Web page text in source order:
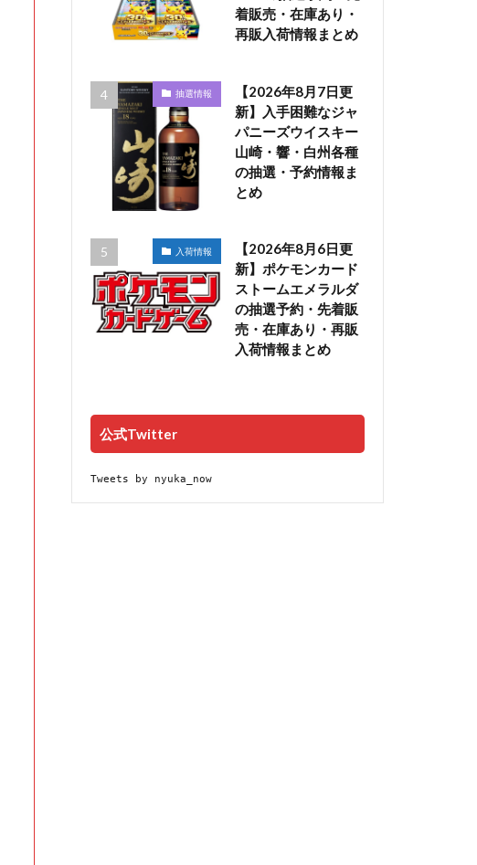
着販売・在庫あり・
再販入荷情報まとめ
抽選情報
【2026年8月7日更
新】入手困難なジャ
パニーズウイスキー
山崎・響・白州各種
の抽選・予約情報ま
とめ
入荷情報
【2026年8月6日更
新】ポケモンカード
ストームエメラルダ
の抽選予約・先着販
売・在庫あり・再販
入荷情報まとめ
公式Twitter
Tweets by nyuka_now